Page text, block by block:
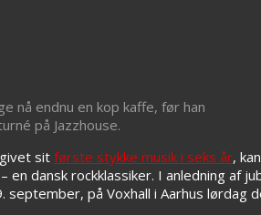
nå endnu en kop kaffe, før han
på Jazzhouse.
sitførste stykke musik i seks år,
en dansk rockklassiker. I anledning af
september, på Voxhall i Aarhus